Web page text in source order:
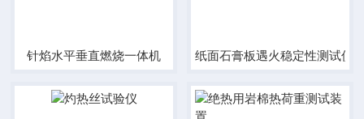
针焰水平垂直燃烧一体机 纸面石膏板遇火稳定性测试仪